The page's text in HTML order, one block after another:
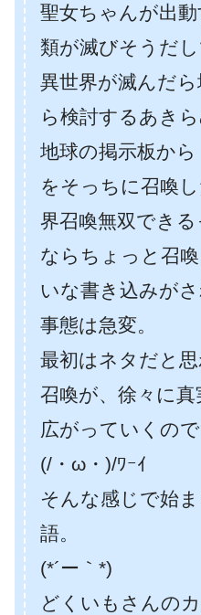
聖女ちゃんが出
類が滅びそうだ
異世界が滅んだ
ら検討するあき
地球の掲示板か
をそっちに召喚
界召喚無双でき
ならちょっと召
いな書き込みが
事態は急変。
最初はネタだと
召喚が、徐々に
広がっていくので
(/・ω・)/ﾜｰｲ
そんな感じで始ま
語。
(*´ー｀*)
どくいもさんの